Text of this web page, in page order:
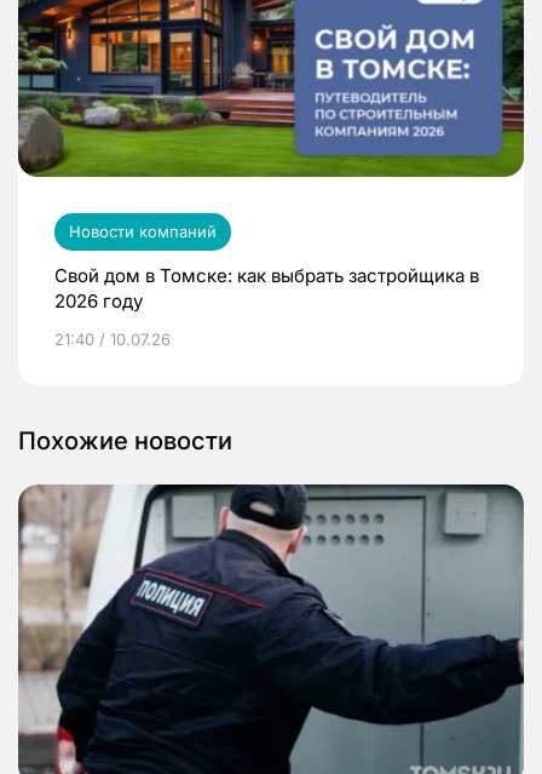
Новости компаний
Свой дом в Томске: как выбрать застройщика в
2026 году
21:40 / 10.07.26
Похожие новости